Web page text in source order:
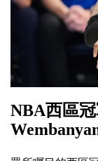
NBA西區